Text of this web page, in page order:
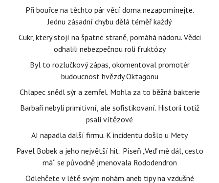
Při bouřce na těchto pár věcí doma nezapomínejte.
Jednu zásadní chybu dělá téměř každý
Cukr, který stojí na špatné straně, pomáhá nádoru. Vědci
odhalili nebezpečnou roli fruktózy
Byl to rozlučkový zápas, okomentoval promotér
budoucnost hvězdy Oktagonu
Chlapec snědl sýr a zemřel. Mohla za to běžná bakterie
Barbaři nebyli primitivní, ale sofistikovaní. Historii totiž
psali vítězové
AI napadla další firmu. K incidentu došlo u Mety
Pavel Bobek a jeho největší hit: Píseň „Veď mě dál, cesto
má“ se původně jmenovala Rododendron
Odlehčete v létě svým nohám aneb tipy na vzdušné